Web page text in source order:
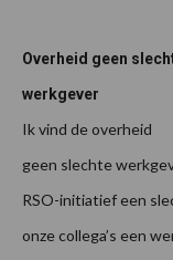
Overheid geen
werkgever
Ik vind de overheid
geen slechte
RSO-initiatief een
onze collega’s een